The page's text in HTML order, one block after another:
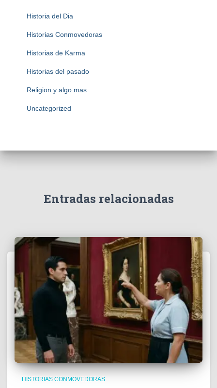
Historia del Dia
Historias Conmovedoras
Historias de Karma
Historias del pasado
Religion y algo mas
Uncategorized
Entradas relacionadas
HISTORIAS CONMOVEDORAS